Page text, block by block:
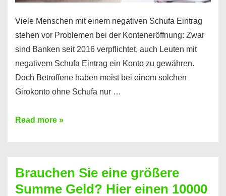
Viele Menschen mit einem negativen Schufa Eintrag
stehen vor Problemen bei der Konteneröffnung: Zwar
sind Banken seit 2016 verpflichtet, auch Leuten mit
negativem Schufa Eintrag ein Konto zu gewähren.
Doch Betroffene haben meist bei einem solchen
Girokonto ohne Schufa nur …
Günstiges
Geht
das
Read more »
Brauchen Sie eine größere
Summe Geld? Hier einen 10000